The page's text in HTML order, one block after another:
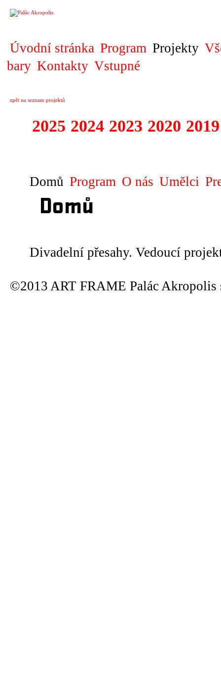
Úvodní stránka Program Projekty
bary Kontakty Vstupné
zpět na seznam projektů
2025 2024 2023 2020 2019
Domů Program O nás Umělci
Domů
Divadelní přesahy. Vedoucí
©2013 ART FRAME Palác Akropolis